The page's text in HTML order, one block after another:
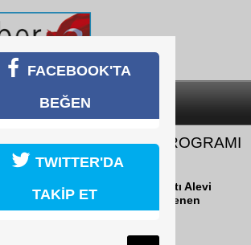
SON DAKİKA
AŞURE LOKMASI PROGRAMI
DÜZENLENDİ
Belediyesi ile Konyaaltı Alevi
Derneği tarafından düzenlenen
Lokması Programı’na katıldı.
05 Temmuz 2026 Pazar 15:44
FACEBOOK'TA
BEĞEN
TWITTER'DA
TAKİP ET